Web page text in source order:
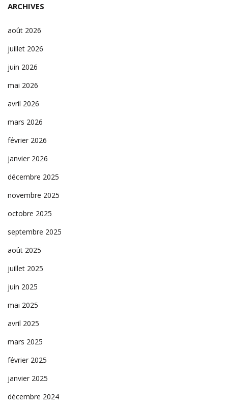
ARCHIVES
août 2026
juillet 2026
juin 2026
mai 2026
avril 2026
mars 2026
février 2026
janvier 2026
décembre 2025
novembre 2025
octobre 2025
septembre 2025
août 2025
juillet 2025
juin 2025
mai 2025
avril 2025
mars 2025
février 2025
janvier 2025
décembre 2024